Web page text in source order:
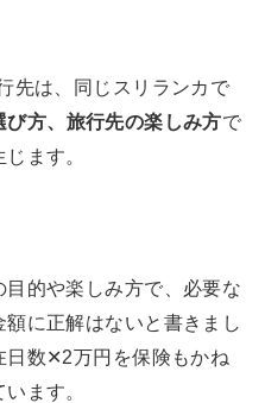
先は、同じスリランカで
方、旅行先の楽しみ方で
ます。
的や楽しみ方で、必要な
に正解はないと書きまし
日数✕2万円を保険もかね
ます。